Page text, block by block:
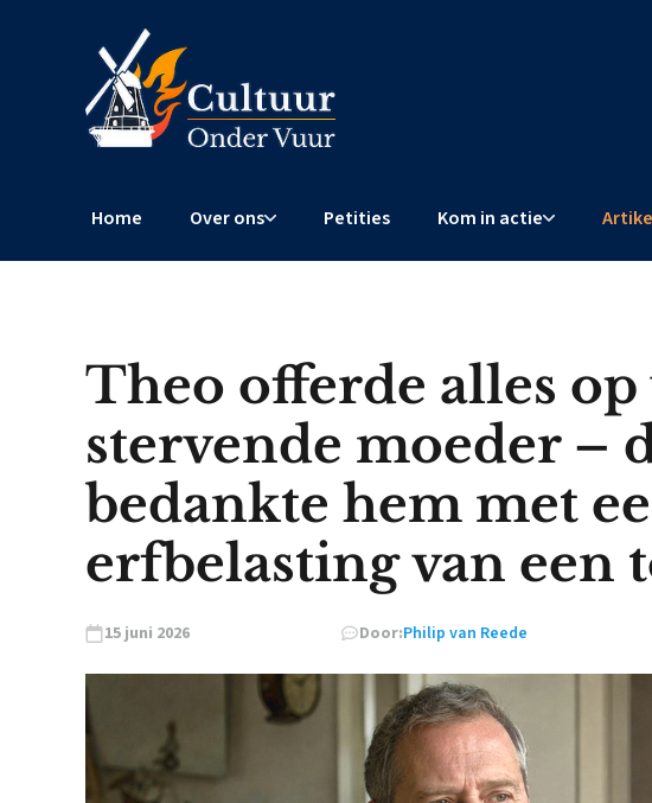
Home Over ons Petities Kom in actie
Theo offerde alles
stervende moeder –
bedankte hem met
erfbelasting van een
15 juni 2026 Door:Philip van Reede